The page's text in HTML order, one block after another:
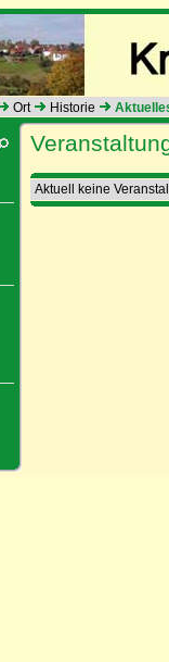
Ort Historie
Aktuell keine